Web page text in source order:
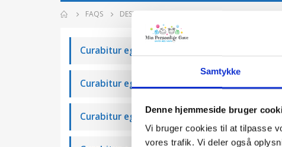
Samtykke
Denne hjemmeside bruger
Vi bruger cookies til at tilpasse
vores trafik. Vi deler også
FAQS DESIGN
Curabitur eget leo at velit imperdiet vague
Curabitur eget leo at velit imperdiet viaculis
Curabitur eget leo at velit imperdiet vague